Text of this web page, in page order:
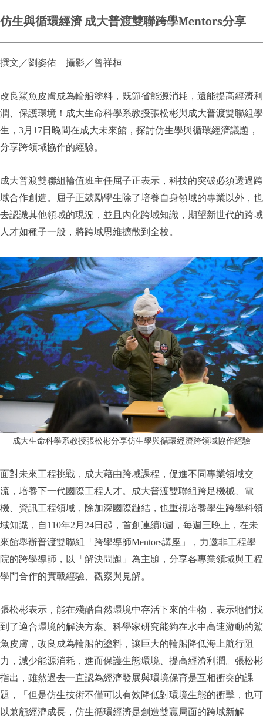
仿生與循環經濟 成大普渡雙聯跨學Mentors分享
撰文／劉姿佑 攝影／曾祥桓
改良鯊魚皮膚成為輪船塗料，既節省能源消耗，還能提高經濟利
潤、保護環境！成大生命科學系教授張松彬與成大普渡雙聯組學
生，3月17日晚間在成大未來館，探討仿生學與循環經濟議題，
分享跨領域協作的經驗。
成大普渡雙聯組輪值班主任屈子正表示，科技的突破必須透過跨
域合作創造。屈子正鼓勵學生除了培養自身領域的專業以外，也
去認識其他領域的現況，並且內化跨域知識，期望新世代的跨域
人才如種子一般，將跨域思維擴散到全校。
成大生命科學系教授張松彬分享仿生學與循環經濟跨領域協作經驗
面對未來工程挑戰，成大藉由跨域課程，促進不同專業領域交
流，培養下一代國際工程人才。成大普渡雙聯組跨足機械、電
機、資訊工程領域，除加深國際鏈結，也重視培養學生跨學科領
域知識，自110年2月24日起，首創連續8週，每週三晚上，在未
來館舉辦普渡雙聯組「跨學導師Mentors講座」，力邀非工程學
院的跨學導師，以「解決問題」為主題，分享各專業領域與工程
學門合作的實戰經驗、觀察與見解。
張松彬表示，能在殘酷自然環境中存活下來的生物，表示牠們找
到了適合環境的解決方案。科學家研究能夠在水中高速游動的鯊
魚皮膚，改良成為輪船的塗料，讓巨大的輪船降低海上航行阻
力，減少能源消耗，進而保護生態環境、提高經濟利潤。張松彬
指出，雖然過去一直認為經濟發展與環境保育是互相衝突的課
題，「但是仿生技術不僅可以有效降低對環境生態的衝擊，也可
以兼顧經濟成長，仿生循環經濟是創造雙贏局面的跨域新解